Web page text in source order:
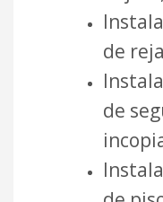
de
de